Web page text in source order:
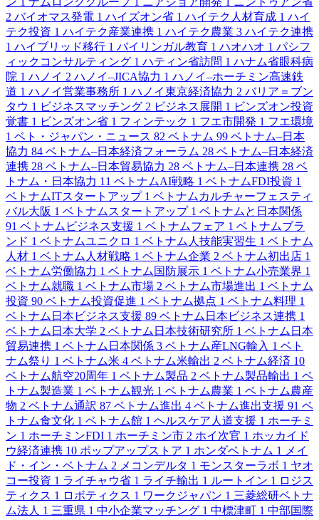
2 バイオマス発電 1 ハイズオン省 1 ハイテク人材育成 1 ハイ
テク投資 1 ハイテク産業連携 1 ハイテク農業 3 ハイテク連携
1 ハイブリッド移行 1 バイリンガル教育 1 ハオハオ 1 パシフ
ィックコンサルティング 1 ハティン省訪問 1 ハナム省眼科病
院 1 ハノイ 2 ハノイ–JICA協力 1 ハノイ–ホーチミン高速鉄
道 1 ハノイ営業事務所 1 ハノイ東京経済協力 2 バリア＝ブン
タウ 1 ビジネスマッチング 2 ビジネス展開 1 ビンズオン投資
覚書 1 ビンズオン省 1 フィンテック 1 フエ市開発 1 フエ環境
1 ベト・ジャパン・ニュース 82 ベトナム 99 ベトナム–日本
協力 84 ベトナム–日本経済フォーラム 28 ベトナム–日本経済
連携 28 ベトナム–日本貿易協力 28 ベトナム–日本連携 28 ベ
トナム・日本協力 11 ベトナムAI戦略 1 ベトナムFDI投資 1
ベトナムITスタートアップ 1 ベトナムカルチャーフェスティ
バル大阪 1 ベトナムスタートアップ 1 ベトナムと日本関係
91 ベトナムビジネス支援 1 ベトナムフェア 1 ベトナムブラ
ンド 1 ベトナムユニクロ 1 ベトナム人技能実習生 1 ベトナム
人材 1 ベトナム人材戦略 1 ベトナム企業 2 ベトナム初出店 1
ベトナム労働協力 1 ベトナム国防展示 1 ベトナム小売業界 1
ベトナム就職 1 ベトナム市場 2 ベトナム市場進出 1 ベトナム
投資 90 ベトナム投資促進 1 ベトナム拠点 1 ベトナム料理 1
ベトナム日本ビジネス支援 89 ベトナム日本ビジネス連携 1
ベトナム日本大学 2 ベトナム日本技術研究所 1 ベトナム日本
貿易連携 1 ベトナム日本関係 3 ベトナム産LNG輸入 1 ベト
ナム祭り 1 ベトナム米 4 ベトナム米輸出 2 ベトナム経済 10
ベトナム航空20周年 1 ベトナム製品 2 ベトナム製品輸出 1 ベ
トナム製造業 1 ベトナム観光 1 ベトナム農業 1 ベトナム農産
物 2 ベトナム通訳 87 ベトナム進出 4 ベトナム進出支援 91 ベ
トナム食文化 1 ベトナム館 1 ヘルスケア人道支援 1 ホーチミ
ン 1 ホーチミンFDI 1 ホーチミン市 2 ホイ次官 1 ホッカイド
ウ経済連携 10 ポップアップストア 1 ホンダベトナム 1
メイ
ド・イン・ベトナム 2 メコンデルタ 1 モンスターラボ 1 ヤオ
コー投資 1 ライチャウ省 1 ライチ輸出 1 ルートイン 1 ロジス
ティクス 1 ロボティクス 1 ワークジャパン 1 三菱総研ベトナ
ム法人 1 三重県 1 中小企業マッチング 1 中標津町 1 中部国際